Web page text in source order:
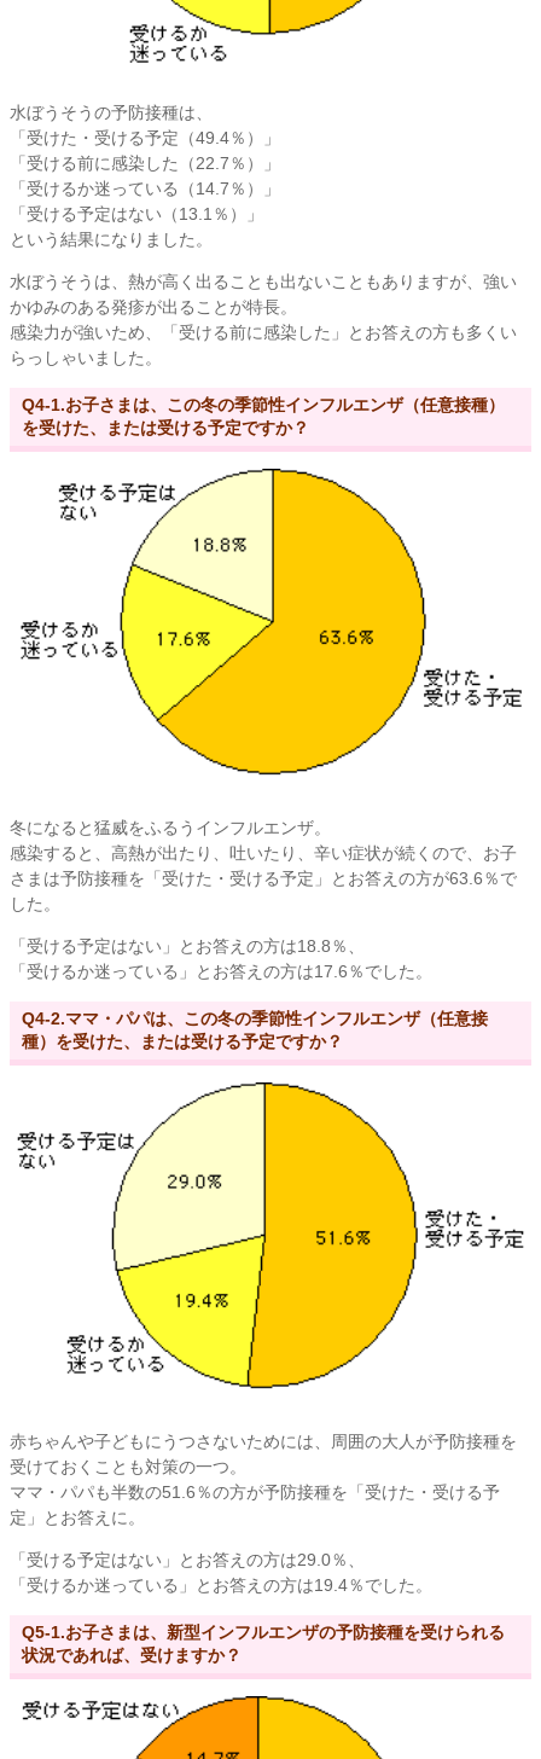
水ぼうそうの予防接種は、
「受けた・受ける予定（49.4％）」
「受ける前に感染した（22.7％）」
「受けるか迷っている（14.7％）」
「受ける予定はない（13.1％）」
という結果になりました。
水ぼうそうは、熱が高く出ることも出ないこともありますが、強い
かゆみのある発疹が出ることが特長。
感染力が強いため、「受ける前に感染した」とお答えの方も多くい
らっしゃいました。
Q4-1.お子さまは、この冬の季節性インフルエンザ（任意接種）
を受けた、または受ける予定ですか？
冬になると猛威をふるうインフルエンザ。
感染すると、高熱が出たり、吐いたり、辛い症状が続くので、お子
さまは予防接種を「受けた・受ける予定」とお答えの方が63.6％で
した。
「受ける予定はない」とお答えの方は18.8％、
「受けるか迷っている」とお答えの方は17.6％でした。
Q4-2.ママ・パパは、この冬の季節性インフルエンザ（任意接
種）を受けた、または受ける予定ですか？
赤ちゃんや子どもにうつさないためには、周囲の大人が予防接種を
受けておくことも対策の一つ。
ママ・パパも半数の51.6％の方が予防接種を「受けた・受ける予
定」とお答えに。
「受ける予定はない」とお答えの方は29.0％、
「受けるか迷っている」とお答えの方は19.4％でした。
Q5-1.お子さまは、新型インフルエンザの予防接種を受けられる
状況であれば、受けますか？